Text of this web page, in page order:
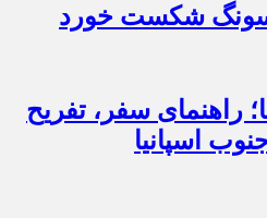
شکست خورد
راهنمای سفر، تفریح
اسپانیا